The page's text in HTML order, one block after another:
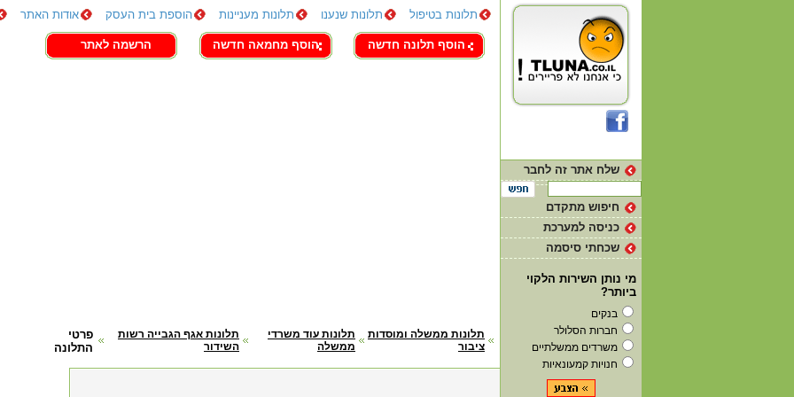
תלונות בטיפול תלונות שנענו תלונות מעניינות הוספת בית העסק אודות האתר
צור קשר
הוסף תלונה חדשה הוסף מחמאה חדשה הרשמה לאתר
פרטי
התלונה
תלונות אגף הגבייה רשות
השידור
תלונות עוד משרדי
ממשלה
תלונות ממשלה ומוסדות
ציבור
שלח אתר זה לחבר
חיפוש מתקדם
כניסה למערכת
שכחתי סיסמה
מי נותן השירות הלקוי
ביותר?
בנקים
חברות הסלולר
משרדים ממשלתיים
חנויות קמעונאיות